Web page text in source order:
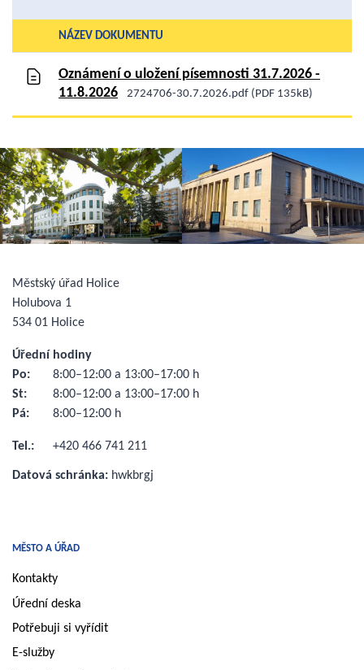
NÁZEV DOKUMENTU
Oznámení o uložení písemnosti 31.7.2026 -
11.8.2026
2724706-30.7.2026.pdf (PDF 135kB)
MĚSTO A ÚŘAD
Kontakty
Úřední deska
Potřebuji si vyřídit
E-služby
Městský úřad Holice
Holubova 1
534 01 Holice
Úřední hodiny
Po:
8:00–12:00 a 13:00–17:00 h
St:
8:00–12:00 a 13:00–17:00 h
Pá:
8:00–12:00 h
Tel.: +420 466 741 211
Datová schránka: hwkbrgj